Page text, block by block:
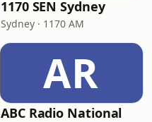
1170 SEN Sydney
Sydney · 1170 AM
AR
ABC Radio National